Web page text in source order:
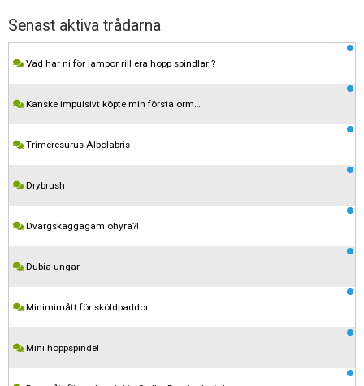
Senast aktiva trådarna
Vad har ni för lampor rill era hopp spindlar ?
Kanske impulsivt köpte min första orm…
Trimeresurus Albolabris
Drybrush
Dvärgskäggagam ohyra?!
Dubia ungar
Minimimått för sköldpaddor
Mini hoppspindel